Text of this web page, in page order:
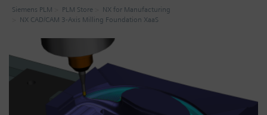
Industrial Edge Marketplace
Industrial Software Store
Siemens PLM PLM Store
NX for Manufacturing
NX CAD/CAM 3-Axis Milling Foundation XaaS